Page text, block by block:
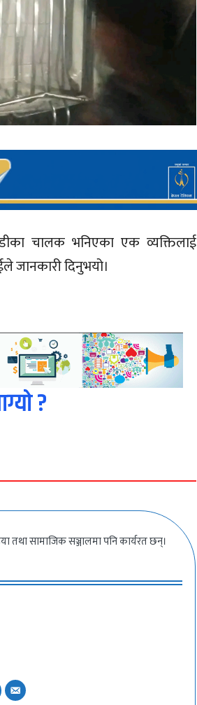
चालक भनिएका एक व्यक्तिलाई
जानकारी दिनुभयो।
?
सामाजिक सञ्जालमा पनि कार्यरत छन्।